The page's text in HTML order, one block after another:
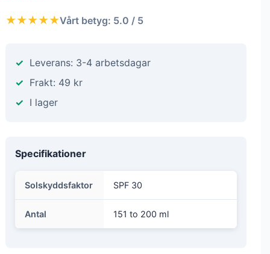
★★★★★Vårt betyg: 5.0 / 5
Leverans: 3-4 arbetsdagar
Frakt: 49 kr
I lager
Specifikationer
Solskyddsfaktor SPF 30
Antal 151 to 200 ml